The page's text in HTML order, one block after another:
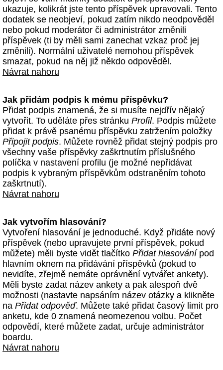
ukazuje, kolikrát jste tento příspěvek upravovali. Tento
dodatek se neobjeví, pokud zatím nikdo neodpověděl
nebo pokud moderátor či administrátor změnili
příspěvek (ti by měli sami zanechat vzkaz proč jej
změnili). Normální uživatelé nemohou příspěvek
smazat, pokud na něj již někdo odpověděl.
Návrat nahoru
Jak přidám podpis k mému příspěvku?
Přidat podpis znamená, že si musíte nejdřív nějaký
vytvořit. To uděláte přes stránku Profil. Podpis můžete
přidat k právě psanému příspěvku zatržením položky
Připojit podpis. Můžete rovněž přidat stejný podpis pro
všechny vaše příspěvky zaškrtnutím příslušného
políčka v nastavení profilu (je možné nepřidávat
podpis k vybraným příspěvkům odstraněním tohoto
zaškrtnutí).
Návrat nahoru
Jak vytvořím hlasování?
Vytvoření hlasování je jednoduché. Když přidáte nový
příspěvek (nebo upravujete první příspěvek, pokud
můžete) měli byste vidět tlačítko Přidat hlasovánípod
hlavním oknem na přidávání příspěvků (pokud to
nevidíte, zřejmě nemáte oprávnění vytvářet ankety).
Měli byste zadat název ankety a pak alespoň dvě
možnosti (nastavte napsáním název otázky a klikněte
na Přidat odpověď. Můžete také přidat časový limit pro
anketu, kde 0 znamená neomezenou volbu. Počet
odpovědí, které můžete zadat, určuje administrátor
boardu.
Návrat nahoru